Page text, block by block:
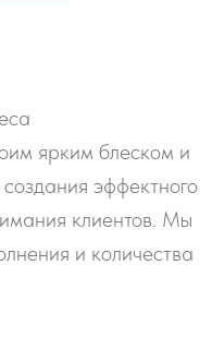
ярким блеском и
эффектного
клиентов. Мы
и количества